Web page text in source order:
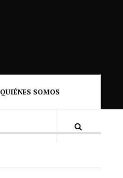
QUIÉNES SOMOS